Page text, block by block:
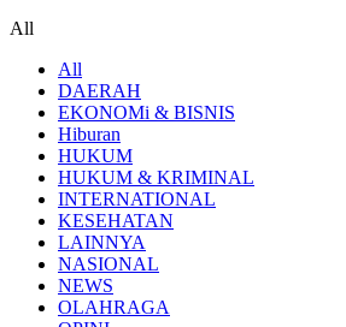
All
All
DAERAH
EKONOMi & BISNIS
Hiburan
HUKUM
HUKUM & KRIMINAL
INTERNATIONAL
KESEHATAN
LAINNYA
NASIONAL
NEWS
OLAHRAGA